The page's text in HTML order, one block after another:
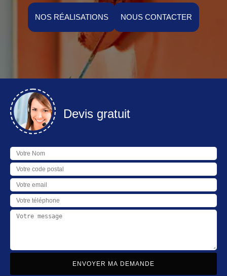
NOS RÉALISATIONS NOUS CONTACTER
Devis gratuit